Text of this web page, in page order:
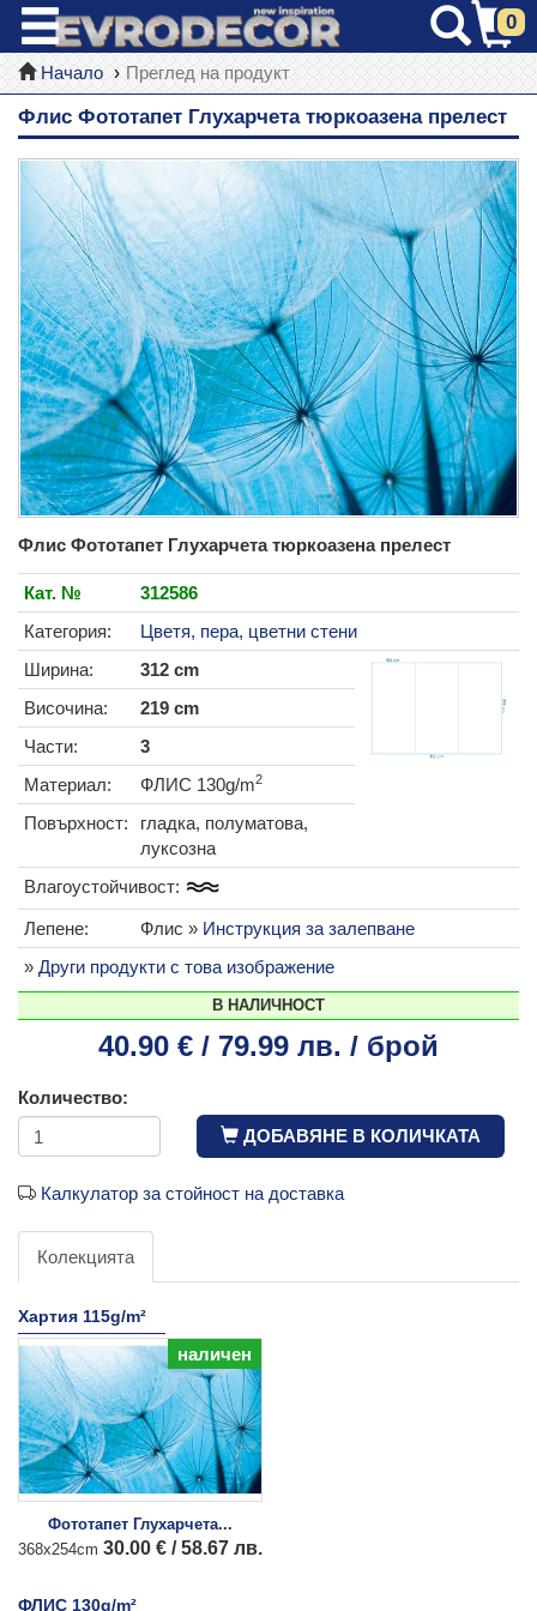
0
Начало Преглед на продукт
Флис Фототапет Глухарчета тюркоазена прелест
Флис Фототапет Глухарчета тюркоазена прелест
Кат. №
312586
Категория:
Цветя, пера, цветни стени
Ширина:
312 cm
Височина:
219 cm
Части:
3
Материал:
ФЛИС 130g/m2
Повърхност:
гладка, полуматова,
луксозна
Влагоустойчивост:
Лепене: Флис » Инструкция за залепване
» Други продукти с това изображение
В НАЛИЧНОСТ
40.90 € / 79.99 лв. / брой
Количество:
ДОБАВЯНЕ В КОЛИЧКАТА
Калкулатор за стойност на доставка
Колекцията
Хартия 115g/m²
наличен
Фототапет Глухарчета...
368x254cm 30.00 € / 58.67 лв.
ФЛИС 130g/m²